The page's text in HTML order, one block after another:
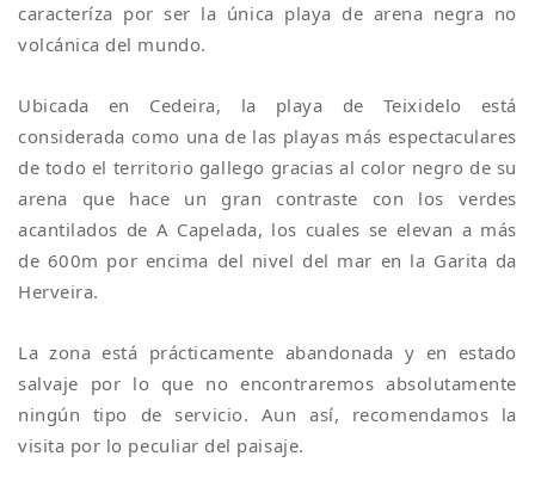
caracteríza por ser la única playa de arena negra no
volcánica del mundo.
Ubicada en Cedeira, la playa de Teixidelo está
considerada como una de las playas más espectaculares
de todo el territorio gallego gracias al color negro de su
arena que hace un gran contraste con los verdes
acantilados de A Capelada, los cuales se elevan a más
de 600m por encima del nivel del mar en la Garita da
Herveira.
La zona está prácticamente abandonada y en estado
salvaje por lo que no encontraremos absolutamente
ningún tipo de servicio. Aun así, recomendamos la
visita por lo peculiar del paisaje.